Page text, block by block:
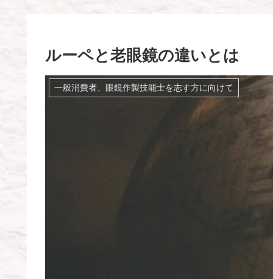
ルーペと老眼鏡の違いとは
一般消費者、眼鏡作製技能士を志す方に向けて